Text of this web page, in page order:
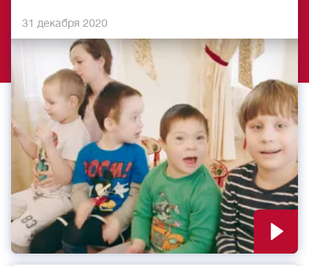
31 декабря 2020